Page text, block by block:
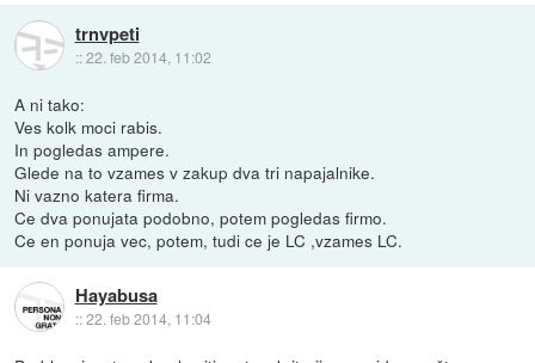
trnvpeti
::22. feb 2014, 11:02
A ni tako:
Ves kolk moci rabis.
In pogledas ampere.
Glede na to vzames v zakup dva tri napajalnike.
Ni vazno katera firma.
Ce dva ponujata podobno, potem pogledas firmo.
Ce en ponuja vec, potem, tudi ce je LC ,vzames LC.
Hayabusa
::22. feb 2014, 11:04